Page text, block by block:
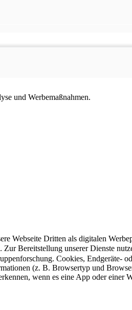
und Werbemaßnahmen.
Webseite Dritten als digitalen
Zur Bereitstellung unserer Dienste
Cookies, Endgeräte-
(z. B. Browsertyp und
wenn es eine App oder einer